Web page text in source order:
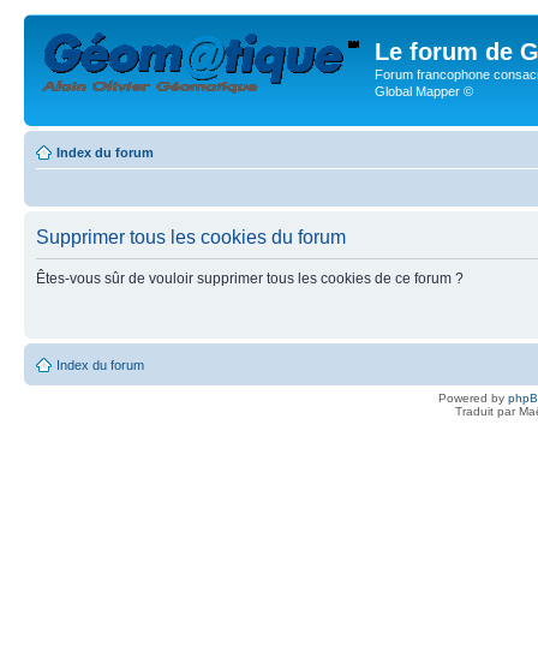
Le forum de
Forum francophone
Global Mapper ©
Index du forum
Supprimer tous les cookies du forum
Êtes-vous sûr de vouloir supprimer tous les cookies de ce forum ?
Index du forum
Powered by
Traduit par